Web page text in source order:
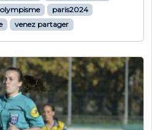
olympisme
paris2024
venez partager